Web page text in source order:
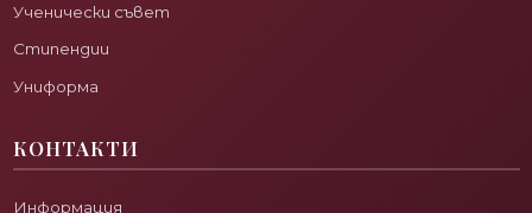
Ученически съвет
Стипендии
Униформа
КОНТАКТИ
Информация